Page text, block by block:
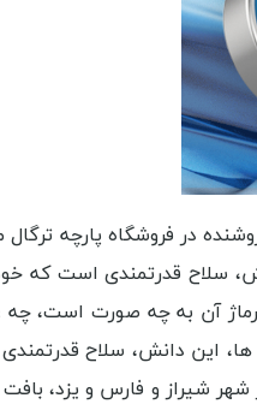
در فروشگاه پارچه ترگال
سلاح قدرتمندی است که
آن به چه صورت است، چه
این دانش، سلاح
شهر شیراز و فارس و یزد،